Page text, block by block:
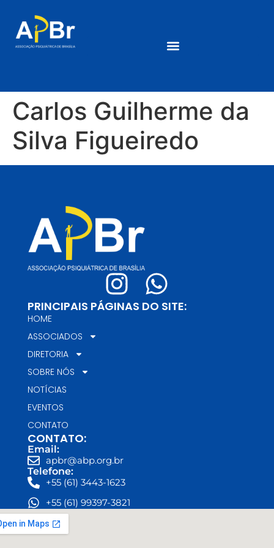
Carlos Guilherme da
Silva Figueiredo
PRINCIPAIS PÁGINAS DO SITE:
HOME
ASSOCIADOS
DIRETORIA
SOBRE NÓS
NOTÍCIAS
EVENTOS
CONTATO
CONTATO:
Email:
apbr@abp.org.br
Telefone:
+55 (61) 3443-1623
+55 (61) 99397-3821